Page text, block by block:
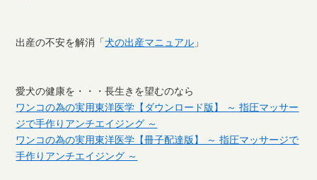
出産の不安を解消「犬の出産マニュアル 」
愛犬の健康を・・・長生きを望むのなら
ワンコの為の実用東洋医学【ダウンロード版】 ～ 指圧マッサー
ジで手作りアンチエイジング ～
ワンコの為の実用東洋医学【冊子配達版】 ～ 指圧マッサージで
手作りアンチエイジング ～